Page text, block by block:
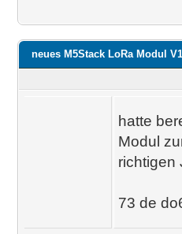
neues M5Stack LoRa Modul
hatte
Modul
richtigen
73 de